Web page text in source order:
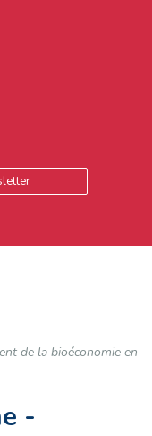
de la bioéconomie en
-